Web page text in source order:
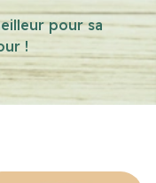
pour sa
!